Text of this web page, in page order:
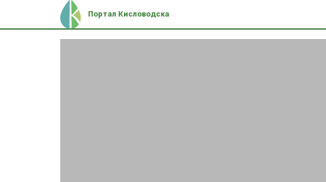
Портал Кисловодска